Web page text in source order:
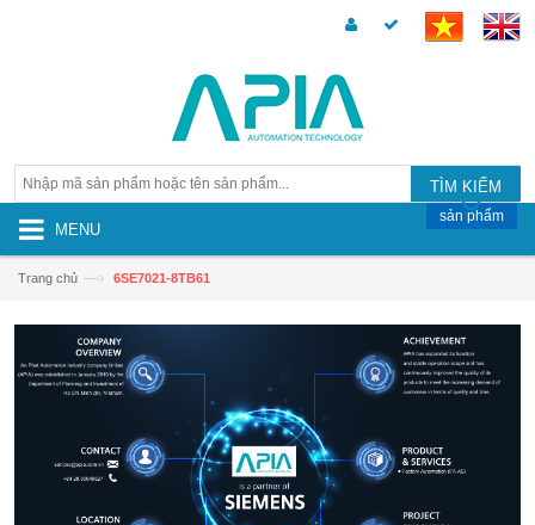
TÌM KIẾM
MENU
sản phẩm
Trang chủ —› 6SE7021-8TB61